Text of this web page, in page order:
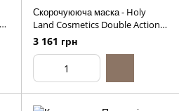
Скорочуююча маска - Holy
Land Cosmetics Double Action
Mask, 250ml
3 161 грн